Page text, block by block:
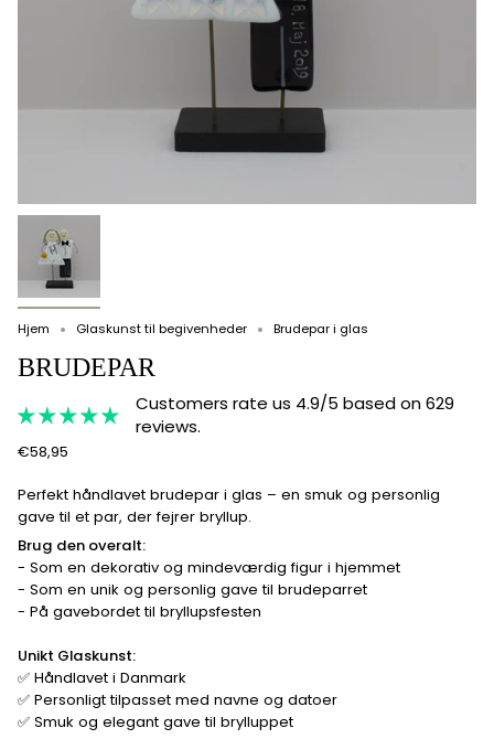
Hjem Glaskunst til begivenheder Brudepar i glas
BRUDEPAR
Customers rate us 4.9/5 based on 629
reviews.
€58,95
Perfekt håndlavet brudepar i glas – en smuk og personlig
gave til et par, der fejrer bryllup.
Brug den overalt:
- Som en dekorativ og mindeværdig figur i hjemmet
- Som en unik og personlig gave til brudeparret
- På gavebordet til bryllupsfesten
Unikt Glaskunst:
✅ Håndlavet i Danmark
✅ Personligt tilpasset med navne og datoer
✅ Smuk og elegant gave til brylluppet